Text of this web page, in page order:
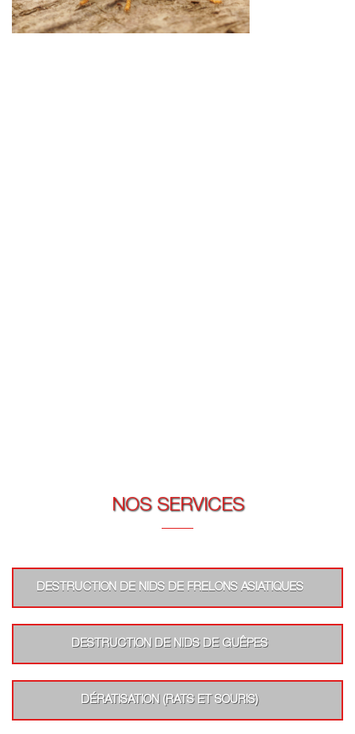
NOS SERVICES
DESTRUCTION DE NIDS DE FRELONS ASIATIQUES
DESTRUCTION DE NIDS DE GUÊPES
DÉRATISATION (RATS ET SOURIS)